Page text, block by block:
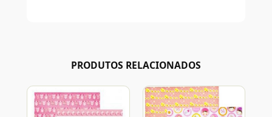
PRODUTOS RELACIONADOS